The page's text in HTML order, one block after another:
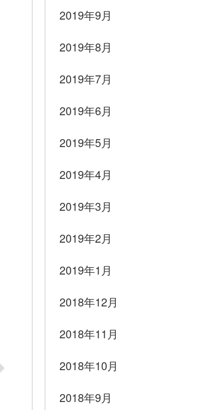
2019年9月
2019年8月
2019年7月
2019年6月
2019年5月
2019年4月
2019年3月
2019年2月
2019年1月
2018年12月
2018年11月
2018年10月
2018年9月